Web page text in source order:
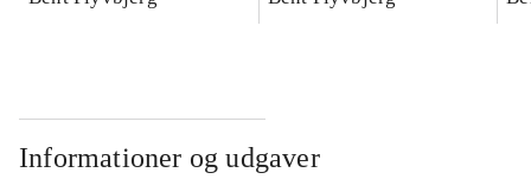
Informationer og udgaver